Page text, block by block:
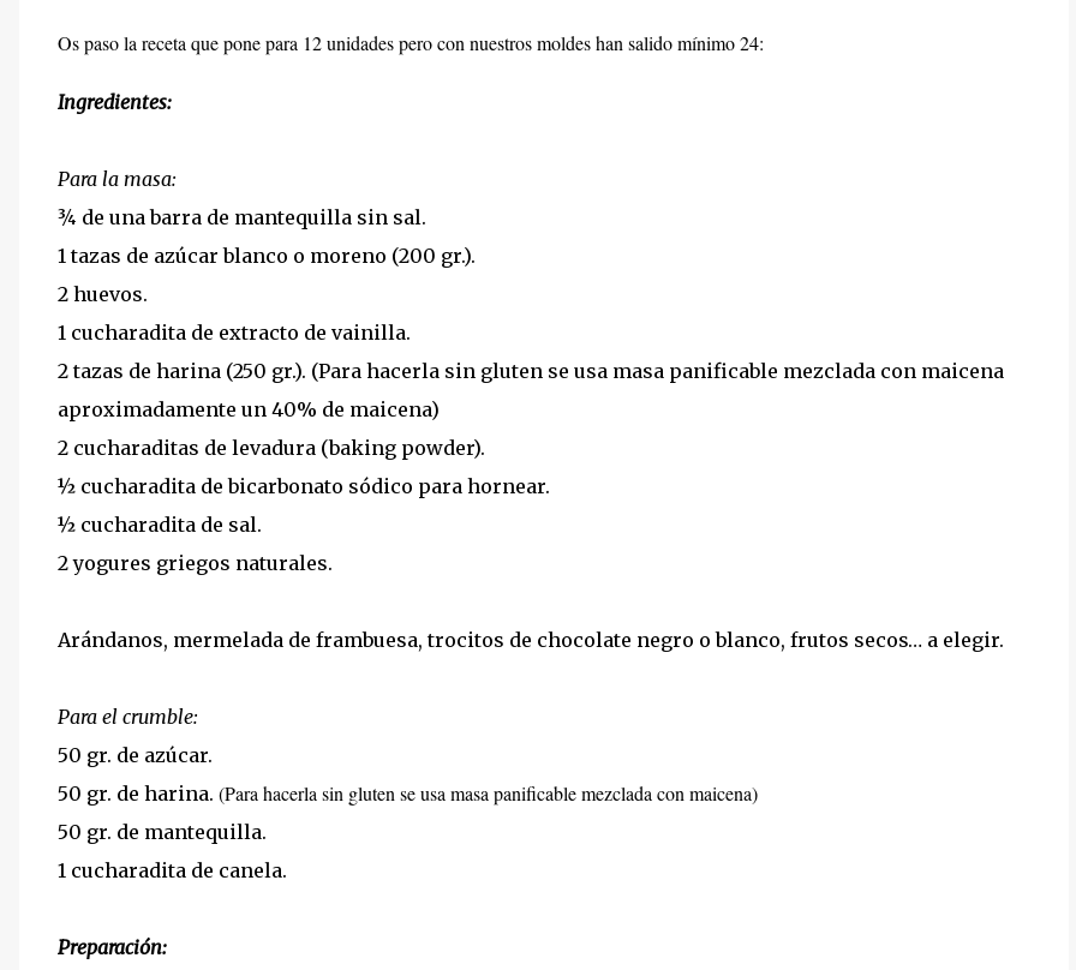
Os paso la receta que pone para 12 unidades pero con nuestros moldes han salido mínimo 24:
Ingredientes:
Para la masa:
¾ de una barra de mantequilla sin sal.
1 tazas de azúcar blanco o moreno (200 gr.).
2 huevos.
1 cucharadita de extracto de vainilla.
2 tazas de harina (250 gr.). (Para hacerla sin gluten se usa masa panificable mezclada con maicena
aproximadamente un 40% de maicena)
2 cucharaditas de levadura (baking powder).
½ cucharadita de bicarbonato sódico para hornear.
½ cucharadita de sal.
2 yogures griegos naturales.
Arándanos, mermelada de frambuesa, trocitos de chocolate negro o blanco, frutos secos… a elegir.
Para el crumble:
50 gr. de azúcar.
50 gr. de harina. (Para hacerla sin gluten se usa masa panificable mezclada con maicena)
50 gr. de mantequilla.
1 cucharadita de canela.
Preparación: